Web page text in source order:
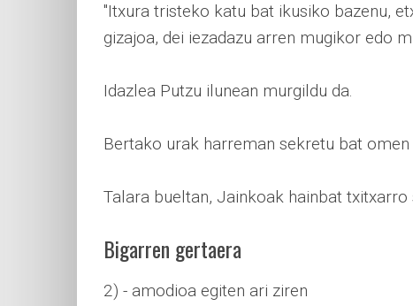
"Itxura tristeko katu bat ikusiko bazenu,
gizajoa, dei iezadazu arren mugikor edo
Idazlea Putzu ilunean murgildu da.
Bertako urak harreman sekretu bat
Talara bueltan, Jainkoak hainbat
Bigarren gertaera
2) - amodioa egiten ari ziren